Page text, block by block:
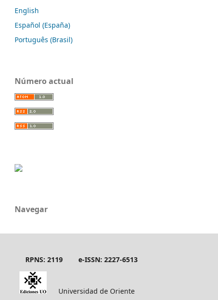
English
Español (España)
Português (Brasil)
Número actual
Navegar
RPNS: 2119 e-ISSN: 2227-6513
Universidad de Oriente